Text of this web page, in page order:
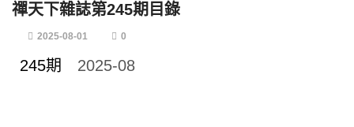
禪天下雜誌第245期目錄
2025-08-01 0
245期 2025-08